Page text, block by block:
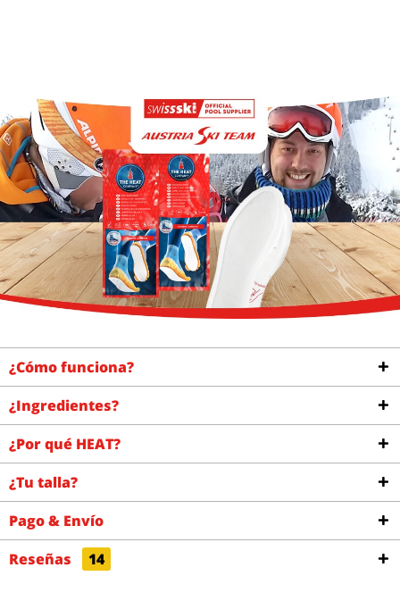
¿Cómo funciona?
¿Ingredientes?
¿Por qué HEAT?
¿Tu talla?
Pago & Envío
Reseñas
14